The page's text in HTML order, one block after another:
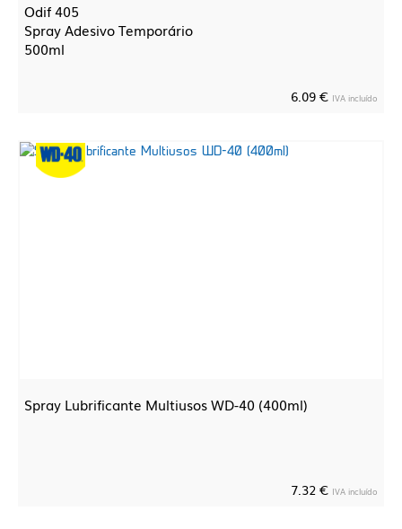
Odif 405
Spray Adesivo Temporário
500ml
6.09 € IVA incluído
Spray Lubrificante Multiusos WD-40 (400ml)
7.32 € IVA incluído